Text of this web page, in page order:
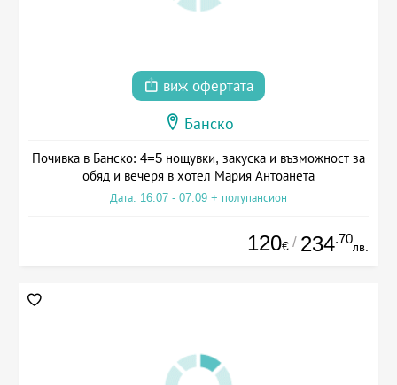
виж офертата
Банско
Почивка в Банско: 4=5 нощувки, закуска и възможност за
обяд и вечеря в хотел Мария Антоанета
Дата: 16.07 - 07.09 + полупансион
120€ / 234.70
лв.